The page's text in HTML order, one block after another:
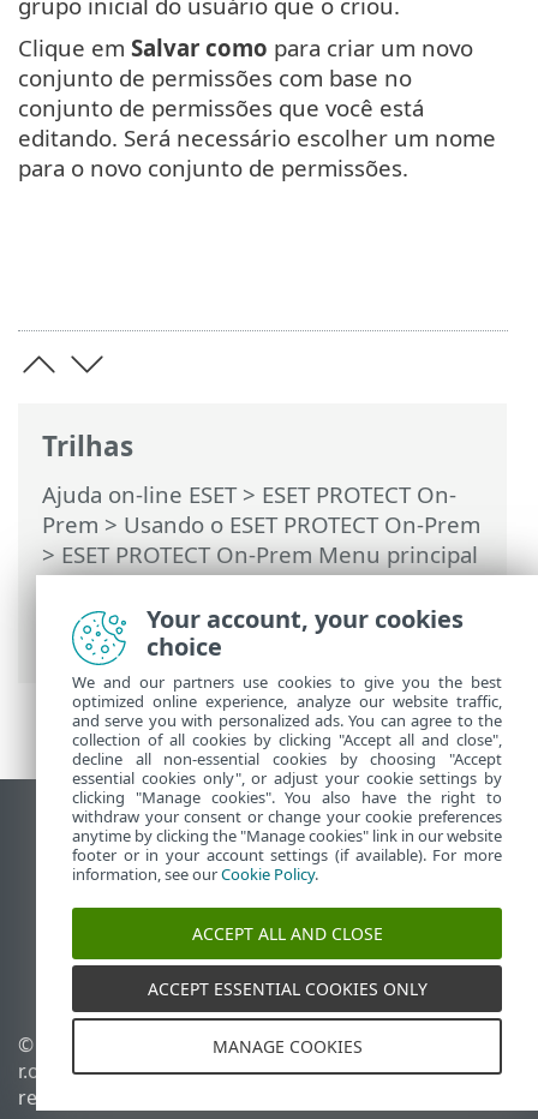
Trilhas
Ajuda on-line ESET> ESET PROTECT On-
Prem > Usando o ESET PROTECT On-Prem
> ESET PROTECT On-Prem Menu principal
>Mais>Direitos de acesso>Definições
de permissão> Gerenciar definições de
permissão
Clique em Salvar como para criar um novo
conjunto de permissões com base no
conjunto de permissões que você está
editando. Será necessário escolher um nome
para o novo conjunto de permissões.
Ver site para desktop
End of Life
Base de conhecimento ESET
Fórum ESET
ESET Status Portal
Suporte regional
© 1992 - 2026 ESET, spol. s
r.o. - Todos os direitos
reservados.
Gerenciar cookies
Política de cookies
Your account, your cookies
choice
We and our partners use cookies to give you the best
optimized online experience, analyze our website traffic,
and serve you with personalized ads. You can agree to the
collection of all cookies by clicking "Accept all and close",
decline all non-essential cookies by choosing "Accept
essential cookies only", or adjust your cookie settings by
clicking "Manage cookies". You also have the right to
withdraw your consent or change your cookie preferences
anytime by clicking the "Manage cookies" link in our website
footer or in your account settings (if available). For more
information, see ourCookie Policy.
ACCEPT ALL AND CLOSE
ACCEPT ESSENTIAL COOKIES ONLY
MANAGE COOKIES